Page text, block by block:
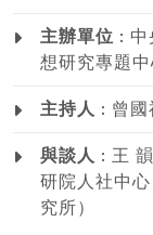
主辦單位 :
想研究專題
主持人 : 曾國
與談人 : 王
研院人社中
究所）